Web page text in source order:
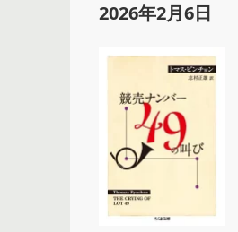
2026年2月6日